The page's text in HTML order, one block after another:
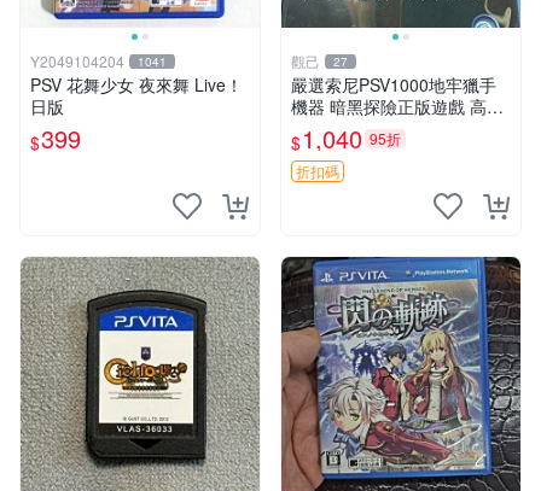
Y2049104204 1041
PSV 花舞少女 夜來舞 Live！
日版
$399
觀己 27
嚴選索尼PSV1000地牢獵手
機器 暗黑探險正版遊戲 高清
實拍 電玩 游戲 嚴選掌機
$1,040 95折
折扣碼